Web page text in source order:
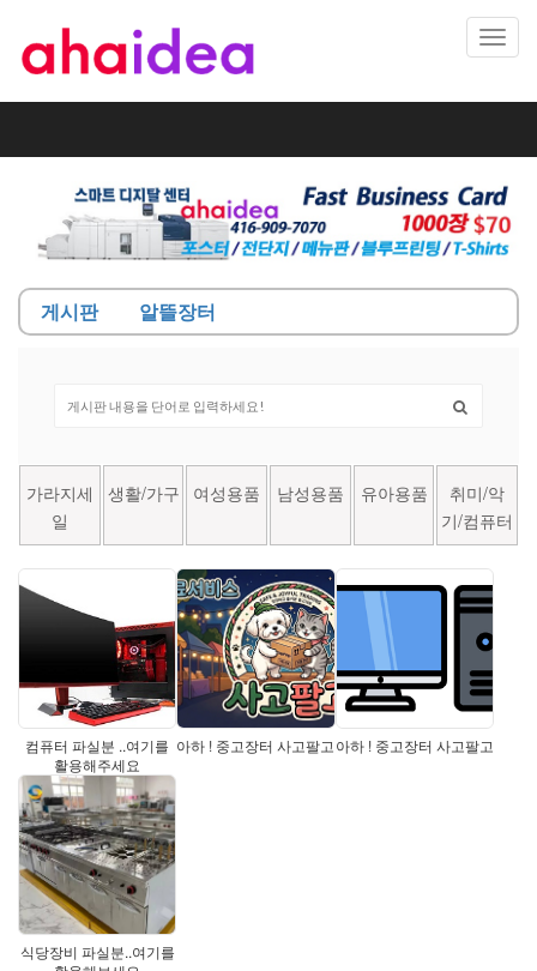
게시판 알뜰장터
가라지세
일
생활/가구 여성용품 남성용품 유아용품
취미/악
기/컴퓨터
컴퓨터 파실분 ..여기를
활용해주세요
아하 ! 중고장터 사고팔고 아하 ! 중고장터 사고팔고
식당장비 파실분..여기를